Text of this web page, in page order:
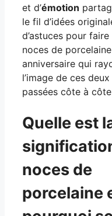
et d’émotion
le fil d’idées
d’astuces pour
noces de
anniversaire qui
l’image de ces
passées côte à
Quelle est
noces de
porcelaine